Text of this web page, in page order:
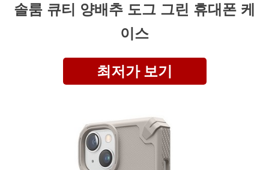
솔룸 큐티 양배추 도그 그린 휴대폰 케
이스
최저가 보기